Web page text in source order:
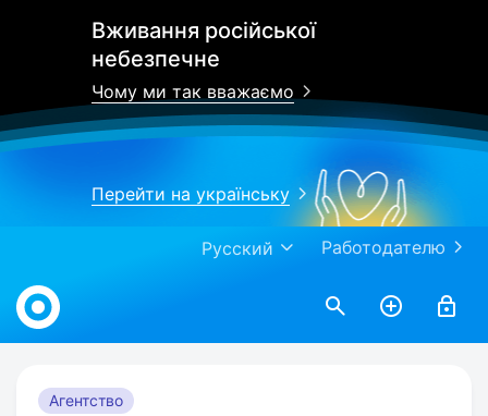
Вживання російської
небезпечне
Чому ми так вважаємо
Перейти на українську
Работодателю
Русский
Work.ua
Агентство